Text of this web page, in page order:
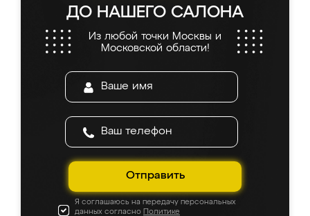
ДО НАШЕГО САЛОНА
Из любой точки Москвы и
Московской области!
Отправить
Я соглашаюсь на передачу персональных
данных согласно Политике